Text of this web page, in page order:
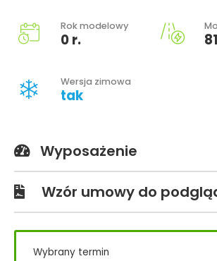
Rok modelowy
0 r.
Wersja zimowa
tak
Wyposażenie
Wzór umowy do
Wybrany termin